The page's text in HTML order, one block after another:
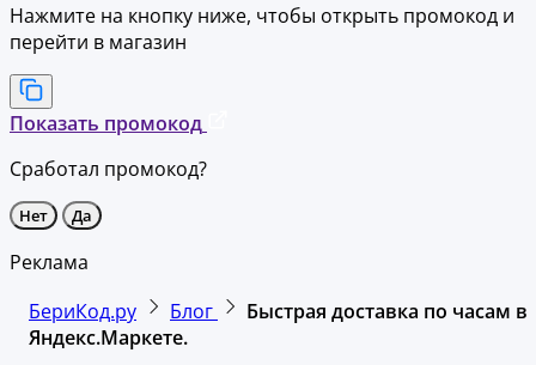
Нажмите на кнопку ниже, чтобы открыть промокод и
перейти в магазин
Показать промокод
Сработал промокод?
Нет Да
Реклама
БериКод.ру
Блог
Быстрая доставка по часам в
Яндекс.Маркете.